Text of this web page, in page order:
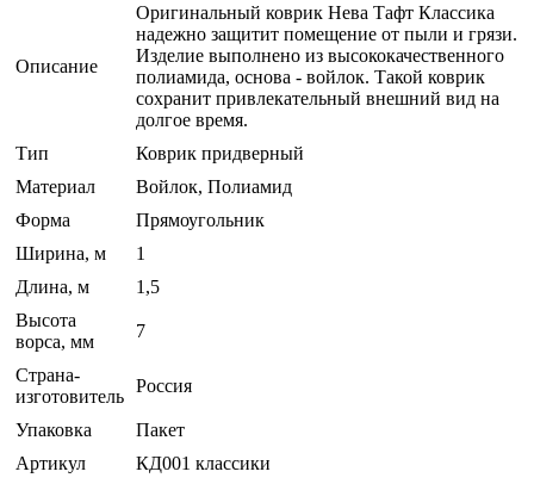
Описание
Оригинальный коврик Нева Тафт Классика
надежно защитит помещение от пыли и грязи.
Изделие выполнено из высококачественного
полиамида, основа - войлок. Такой коврик
сохранит привлекательный внешний вид на
долгое время.
Тип
Коврик придверный
Материал
Войлок, Полиамид
Форма
Прямоугольник
Ширина, м
1
Длина, м
1,5
Высота
ворса, мм
7
Страна-
изготовитель
Россия
Упаковка
Пакет
Артикул
КД001 классики